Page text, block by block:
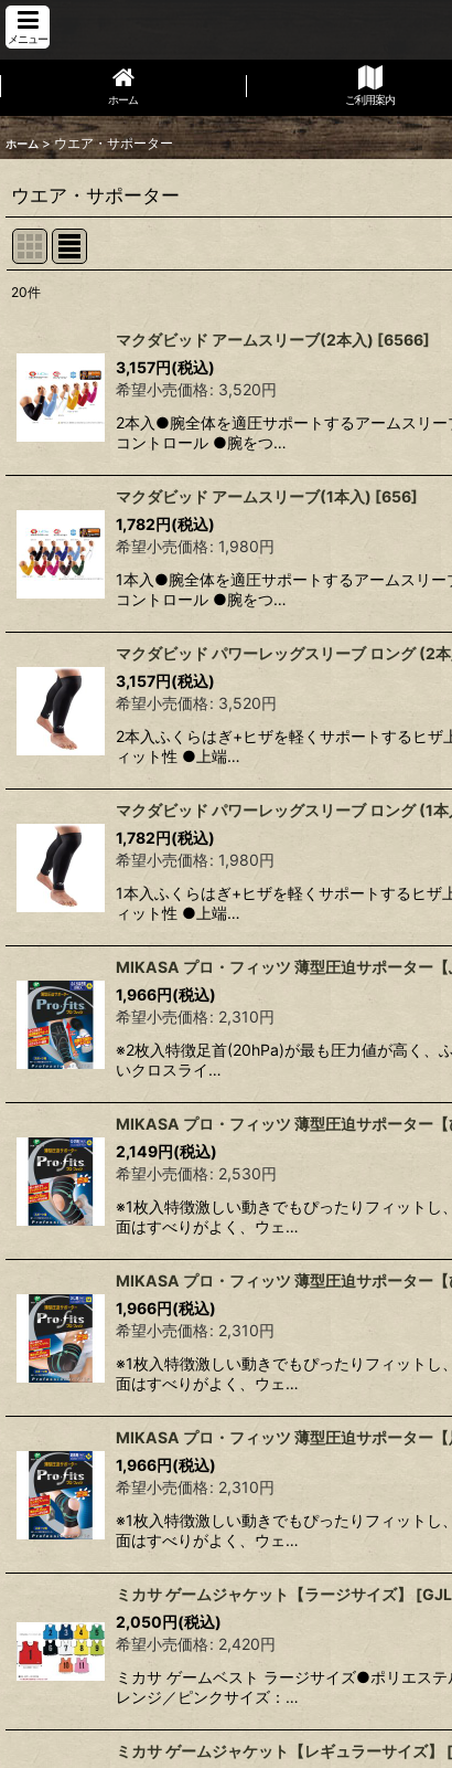
メニュー
ホーム ご利用案内
ホーム > ウエア・サポーター
ウエア・サポーター
並び順:
20件
マクダビッド アームスリーブ(2本入) [6566]
3,157円(税込)
希望小売価格: 3,520円
2本入●腕全体を適圧サポートするアームスリ
コントロール ●腕をつ…
マクダビッド アームスリーブ(1本入) [656]
1,782円(税込)
希望小売価格: 1,980円
1本入●腕全体を適圧サポートするアームスリ
コントロール ●腕をつ…
マクダビッド パワーレッグスリーブ ロング (2
3,157円(税込)
希望小売価格: 3,520円
2本入ふくらはぎ+ヒザを軽くサポートするヒ
ィット性 ●上端…
マクダビッド パワーレッグスリーブ ロング (1
1,782円(税込)
希望小売価格: 1,980円
1本入ふくらはぎ+ヒザを軽くサポートするヒ
ィット性 ●上端…
MIKASA プロ・フィッツ 薄型圧迫サポーター【
1,966円(税込)
希望小売価格: 2,310円
※2枚入特徴足首(20hPa)が最も圧力値が高く、
いクロスライ…
MIKASA プロ・フィッツ 薄型圧迫サポーター【
2,149円(税込)
希望小売価格: 2,530円
※1枚入特徴激しい動きでもぴったりフィット
面はすべりがよく、ウェ…
MIKASA プロ・フィッツ 薄型圧迫サポーター【
1,966円(税込)
希望小売価格: 2,310円
※1枚入特徴激しい動きでもぴったりフィット
面はすべりがよく、ウェ…
MIKASA プロ・フィッツ 薄型圧迫サポーター【
1,966円(税込)
希望小売価格: 2,310円
※1枚入特徴激しい動きでもぴったりフィット
面はすべりがよく、ウェ…
ミカサ ゲームジャケット【ラージサイズ】 [
2,050円(税込)
希望小売価格: 2,420円
ミカサ ゲームベスト ラージサイズ●ポリエス
レンジ／ピンクサイズ：…
ミカサ ゲームジャケット【レギュラーサイズ】 [